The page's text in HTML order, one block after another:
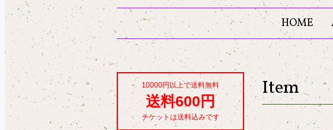
HOME
Item
10000円以上で送料無料
送料600円
チケットは送料込みです